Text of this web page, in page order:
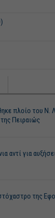
πλοίο του Ν.
Πειραιώς
αντί για
της